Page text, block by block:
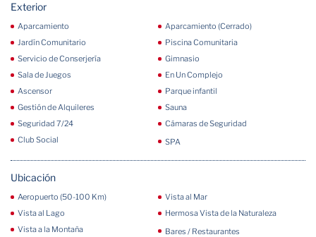
Exterior
Aparcamiento
Aparcamiento (Cerrado)
Jardín Comunitario
Piscina Comunitaria
Servicio de Conserjería
Gimnasio
Sala de Juegos
En Un Complejo
Ascensor
Parque infantil
Gestión de Alquileres
Sauna
Seguridad 7/24
Cámaras de Seguridad
Club Social
SPA
Ubicación
Aeropuerto (50-100 Km)
Vista al Mar
Vista al Lago
Hermosa Vista de la Naturaleza
Vista a la Montaña
Bares / Restaurantes